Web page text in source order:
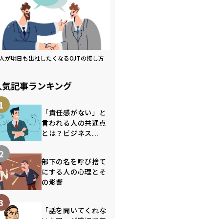
が明日も出社したくなるOJTの接し方
記事ランキング
「責任感がない」と
言われる人の共通点
とは？ビジネス...
部下の名を呼び捨て
にする人の心理とそ
の影響
「話を聞いてくれな